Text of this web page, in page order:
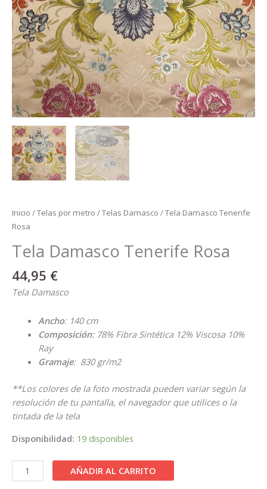
Inicio /Telas por metro /Telas Damasco / Tela Damasco Tenerife
Rosa
Tela Damasco Tenerife Rosa
44,95 €
Tela Damasco
Ancho: 140 cm
Composición: 78% Fibra Sintética 12% Viscosa 10%
Ray
Gramaje: 830 gr/m2
**Los colores de la foto mostrada pueden variar según la
resolución de tu pantalla, el navegador que utilices o la
tintada de la tela
Disponibilidad: 19 disponibles
AÑADIR AL CARRITO